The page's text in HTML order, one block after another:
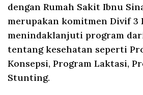
dengan Rumah Sakit Ibnu
merupakan komitmen Divif
menindaklanjuti program
tentang kesehatan seperti
Konsepsi, Program Laktasi,
Stunting.